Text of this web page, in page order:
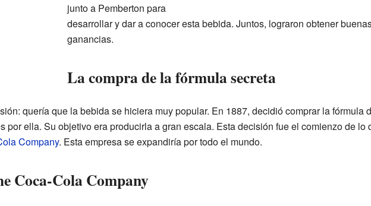
junto a Pemberton para
desarrollar y dar a conocer esta bebida. Juntos, lograron obtener
ganancias.
La compra de la fórmula secreta
quería que la bebida se hiciera muy popular. En 1887, decidió comprar la fórmula
por ella. Su objetivo era producirla a gran escala. Esta decisión fue el comienzo de lo
Company. Esta empresa se expandiría por todo el mundo.
Coca-Cola Company